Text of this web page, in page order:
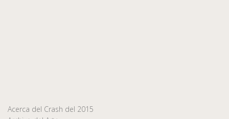
Acerca del Crash del 2015